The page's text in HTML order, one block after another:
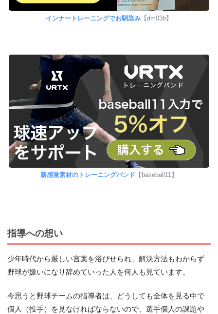
インナートレーニングでお馴染み 【dm03b】
新感覚素材のトレーニングバンド 【baseball11】
指導への想い
少年時代から厳しい言葉を浴びせられ、解決方法もわからず
野球が嫌いになり辞めていった人を何人も見ています。
今思うと野球チームの指導者は、どうしても全体を見る中で
個人（投手）を見なければならないので、選手個人の課題や